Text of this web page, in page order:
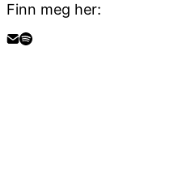
Finn meg her: